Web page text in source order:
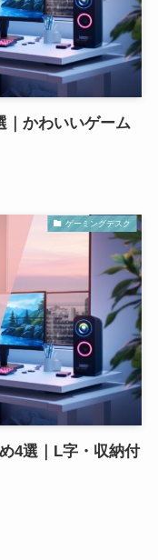
｜かわいいゲーム
ゲーミングデスク
4選｜L字・収納付